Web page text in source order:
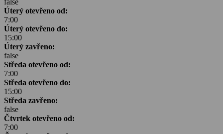
Úterý otevřeno od:
7:00
Úterý otevřeno do:
15:00
Úterý zavřeno:
false
Středa otevřeno od:
7:00
Středa otevřeno do:
15:00
Středa zavřeno:
false
Čtvrtek otevřeno od:
7:00